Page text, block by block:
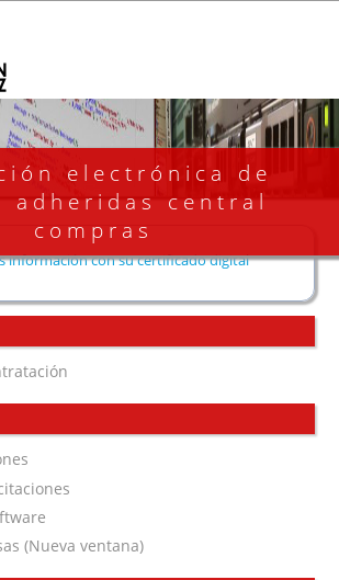
electrónica de
adheridas central
compras
información con su certificado digital
(Nueva ventana)